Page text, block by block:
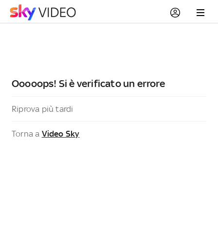
Ooooops! Si è verificato un errore
Riprova più tardi
Torna a Video Sky